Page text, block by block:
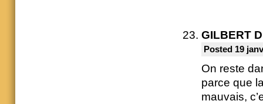
GILBERT
Posted 19
On reste
parce que
mauvais,